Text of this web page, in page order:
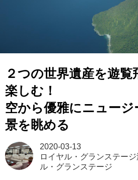
２つの世界遺産を遊覧
楽しむ！
空から優雅にニュー
景を眺める
2020-03-13
ロイヤル・グランステー
ル・グランステージ